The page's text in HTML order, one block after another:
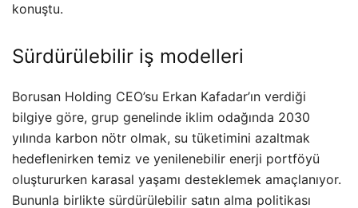
konuştu.
Sürdürülebilir iş modelleri
Borusan Holding CEO’su Erkan Kafadar’ın verdiği
bilgiye göre, grup genelinde iklim odağında 2030
yılında karbon nötr olmak, su tüketimini azaltmak
hedeflenirken temiz ve yenilenebilir enerji portföyü
oluştururken karasal yaşamı desteklemek amaçlanıyor.
Bununla birlikte sürdürülebilir satın alma politikası